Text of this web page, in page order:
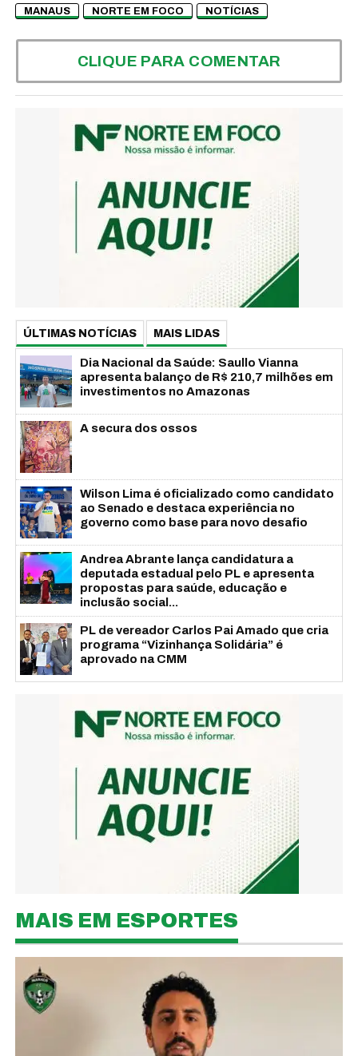
MANAUS NORTE EM FOCO NOTÍCIAS
CLIQUE PARA COMENTAR
ÚLTIMAS NOTÍCIAS MAIS LIDAS
Dia Nacional da Saúde: Saullo Vianna
apresenta balanço de R$ 210,7 milhões em
investimentos no Amazonas
A secura dos ossos
Wilson Lima é oficializado como candidato
ao Senado e destaca experiência no
governo como base para novo desafio
Andrea Abrante lança candidatura a
deputada estadual pelo PL e apresenta
propostas para saúde, educação e
inclusão social...
PL de vereador Carlos Pai Amado que cria
programa “Vizinhança Solidária” é
aprovado na CMM
MAIS EM ESPORTES